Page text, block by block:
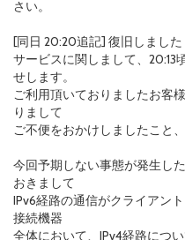
さい。
[同日 20:20追記] 復旧しました
サービスに関しまして、20:13
せします。
ご利用頂いておりましたお客
りまして
ご不便をおかけしましたこと
今回予期しない事態が発生し
おきまして
IPv6経路の通信がクライアン
接続機器
全体において、IPv4経路につ